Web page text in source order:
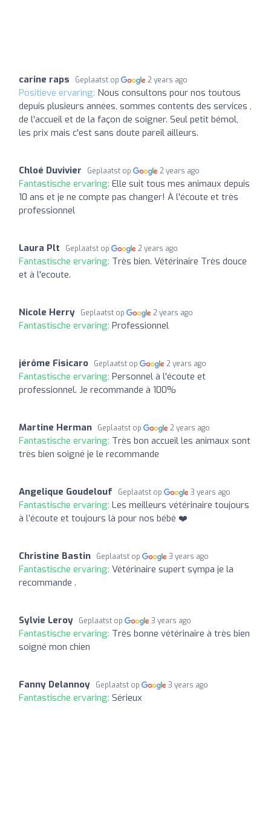
carine raps Geplaatst op 2 years ago
Positieve ervaring: Nous consultons pour nos toutous
depuis plusieurs années, sommes contents des services ,
de l'accueil et de la façon de soigner. Seul petit bémol,
les prix mais c'est sans doute pareil ailleurs.
Chloé Duvivier Geplaatst op 2 years ago
Fantastische ervaring: Elle suit tous mes animaux depuis
10 ans et je ne compte pas changer! À l'écoute et très
professionnel
Laura Plt Geplaatst op 2 years ago
Fantastische ervaring: Très bien. Vétérinaire Très douce
et à l'ecoute.
Nicole Herry Geplaatst op 2 years ago
Fantastische ervaring: Professionnel
jérôme Fisicaro Geplaatst op 2 years ago
Fantastische ervaring: Personnel à l'écoute et
professionnel. Je recommande à 100%
Martine Herman Geplaatst op 2 years ago
Fantastische ervaring: Très bon accueil les animaux sont
très bien soigné je le recommande
Angelique Goudelouf Geplaatst op 3 years ago
Fantastische ervaring: Les meilleurs vétérinaire toujours
à l’écoute et toujours là pour nos bébé ❤️
Christine Bastin Geplaatst op 3 years ago
Fantastische ervaring: Vétérinaire supert sympa je la
recommande .
Sylvie Leroy Geplaatst op 3 years ago
Fantastische ervaring: Très bonne vétérinaire à très bien
soigné mon chien
Fanny Delannoy Geplaatst op 3 years ago
Fantastische ervaring: Sérieux